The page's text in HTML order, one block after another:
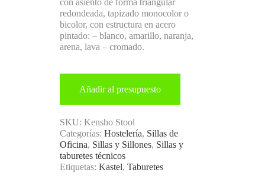
redondeada, tapizado monocolor o
bicolor, con estructura en acero
pintado: – blanco, amarillo, naranja,
arena, lava – cromado.
Añadir al presupuesto
SKU: Kensho Stool
Categorías: Hostelería, Sillas de
Oficina, Sillas y Sillones, Sillas y
taburetes técnicos
Etiquetas: Kastel, Taburetes